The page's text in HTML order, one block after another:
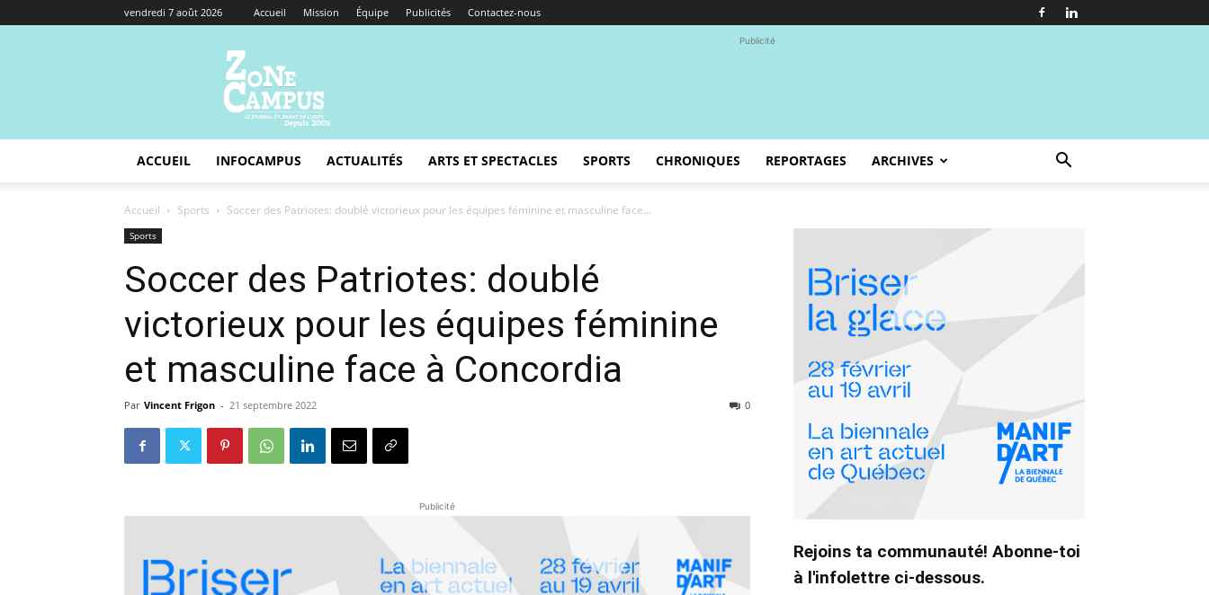
vendredi 7 août 2026 Accueil Mission Équipe Publicités Contactez-nous
Campus
Publicité
ACCUEIL INFOCAMPUS ACTUALITÉS ARTS ET SPECTACLES SPORTS CHRONIQUES REPORTAGES ARCHIVES
Accueil Sports Soccer des Patriotes: doublé victorieux pour les équipes féminine et masculine face...
Sports
Soccer des Patriotes: doublé
victorieux pour les équipes féminine
et masculine face à Concordia
Par Vincent Frigon - 21 septembre 2022 0
Publicité
Rejoins ta communauté! Abonne-toi
à l'infolettre ci-dessous.